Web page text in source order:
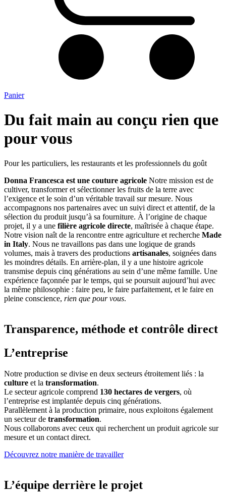
Panier
Du fait main au conçu rien que
pour vous
Pour les particuliers, les restaurants et les professionnels du goût
Donna Francesca est une couture agricole Notre mission est de
cultiver, transformer et sélectionner les fruits de la terre avec
l’exigence et le soin d’un véritable travail sur mesure. Nous
accompagnons nos partenaires avec un suivi direct et attentif, de la
sélection du produit jusqu’à sa fourniture. À l’origine de chaque
projet, il y a une filière agricole directe, maîtrisée à chaque étape.
Notre vision naît de la rencontre entre agriculture et recherche Made
in Italy. Nous ne travaillons pas dans une logique de grands
volumes, mais à travers des productions artisanales, soignées dans
les moindres détails. En arrière-plan, il y a une histoire agricole
transmise depuis cinq générations au sein d’une même famille. Une
expérience façonnée par le temps, qui se poursuit aujourd’hui avec
la même philosophie : faire peu, le faire parfaitement, et le faire en
pleine conscience, rien que pour vous.
Transparence, méthode et contrôle direct
L’entreprise
Notre production se divise en deux secteurs étroitement liés : la
culture et la transformation.
Le secteur agricole comprend 130 hectares de vergers, où
l’entreprise est implantée depuis cinq générations.
Parallèlement à la production primaire, nous exploitons également
un secteur de transformation.
Nous collaborons avec ceux qui recherchent un produit agricole sur
mesure et un contact direct.
Découvrez notre manière de travailler
L’équipe derrière le projet